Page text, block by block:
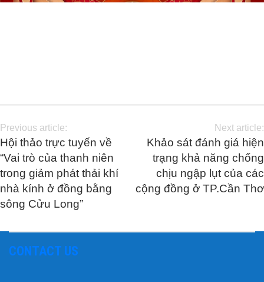
Previous article:
Hội thảo trực tuyến về
“Vai trò của thanh niên
trong giảm phát thải khí
nhà kính ở đồng bằng
sông Cửu Long”
Next article:
Khảo sát đánh giá hiện
trạng khả năng chống
chịu ngập lụt của các
cộng đồng ở TP.Cần Thơ
CONTACT US